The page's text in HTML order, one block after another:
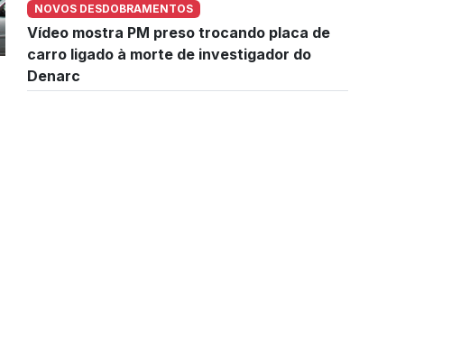
NOVOS DESDOBRAMENTOS
Vídeo mostra PM preso trocando placa de
carro ligado à morte de investigador do
Denarc